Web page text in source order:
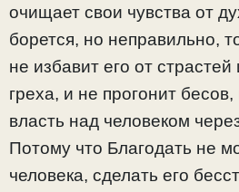
очищает свои чувства от
борется, но неправильно,
не избавит его от
греха, и не прогонит
власть над человеком
Потому что Благодать не
человека, сделать его